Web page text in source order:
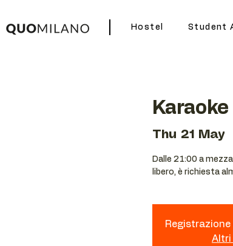
Hostel Student
Thu 21 May
Dalle 21:00 a
libero, è richiesta
Altri